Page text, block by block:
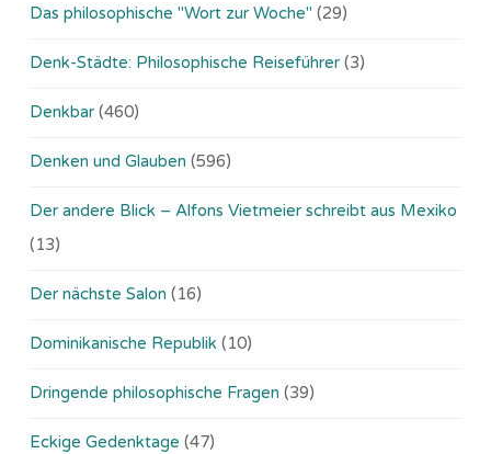
Das philosophische "Wort zur Woche" (29)
Denk-Städte: Philosophische Reiseführer (3)
Denkbar (460)
Denken und Glauben (596)
Der andere Blick – Alfons Vietmeier schreibt aus Mexiko
(13)
Der nächste Salon (16)
Dominikanische Republik (10)
Dringende philosophische Fragen (39)
Eckige Gedenktage (47)